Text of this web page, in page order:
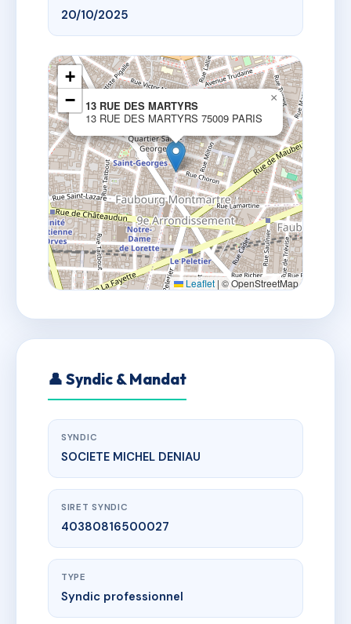
20/10/2025
13 RUE DES MARTYRS
13 RUE DES MARTYRS 75009 PARIS
×
+
−
Leaflet | © OpenStreetMap
👤 Syndic & Mandat
SYNDIC
SOCIETE MICHEL DENIAU
SIRET SYNDIC
40380816500027
TYPE
Syndic professionnel